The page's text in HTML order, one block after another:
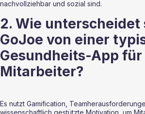
nachvollziehbar und sozial sind.
2. Wie unterscheidet
GoJoe von einer
Gesundheits-App für
Mitarbeiter?
Es nutzt Gamification,
wissenschaftlich gestützte Motivation, um